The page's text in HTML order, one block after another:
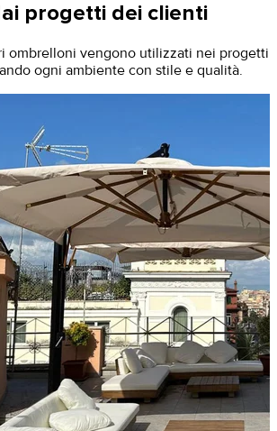
progetti dei clienti
ombrelloni vengono utilizzati nei progetti
ogni ambiente con stile e qualità.